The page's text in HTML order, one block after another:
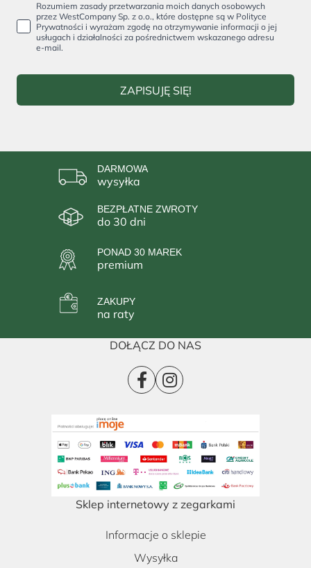
Rozumiem zasady przetwarzania moich danych osobowych
przez WestCompany Sp. z o.o., które dostępne są w Polityce
Prywatności i wyrażam zgodę na otrzymywanie informacji o jej
usługach i działalności za pośrednictwem wskazanego adresu
e-mail.
ZAPISUJĘ SIĘ!
DARMOWA
wysyłka
BEZPŁATNE ZWROTY
do 30 dni
PONAD 30 MAREK
premium
ZAKUPY
na raty
DOŁĄCZ DO NAS
Sklep internetowy z zegarkami
Informacje o sklepie
Wysyłka